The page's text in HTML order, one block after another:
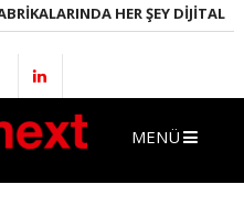
HER ŞEY DIJITAL
MENÜ